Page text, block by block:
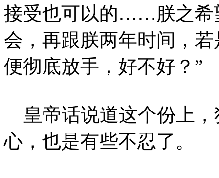
接受也可以的……朕之希
会，再跟朕两年时间，
便彻底放手，好不好？”
皇帝话说道这个份上，
心，也是有些不忍了。